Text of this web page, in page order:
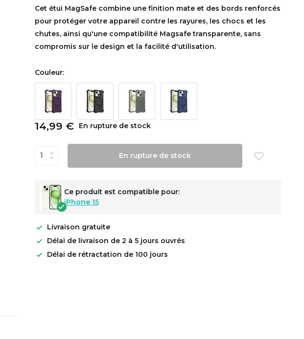
Cet étui MagSafe combine une finition mate et des bords renforcés
pour protéger votre appareil contre les rayures, les chocs et les
chutes, ainsi qu'une compatibilité Magsafe transparente, sans
compromis sur le design et la facilité d'utilisation.
Couleur:
14,99 € En rupture de stock
En rupture de stock
Ce produit est compatible pour:
iPhone 15
Livraison gratuite
Délai de livraison de 2 à 5 jours ouvrés
Délai de rétractation de 100 jours